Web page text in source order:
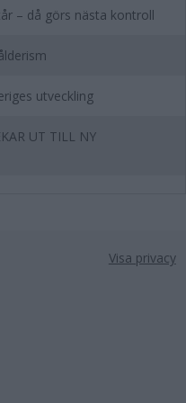
– då görs nästa kontroll
utveckling
UT TILL NY
Visa privacy